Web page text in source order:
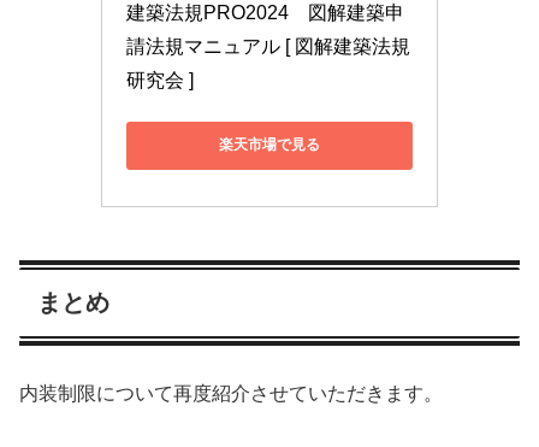
建築法規PRO2024　図解建築申
請法規マニュアル [ 図解建築法規
研究会 ]
楽天市場で見る
まとめ
内装制限について再度紹介させていただきます。